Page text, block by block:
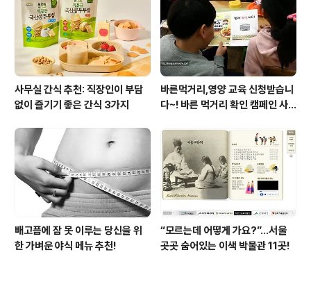
사무실 간식 추천: 직장인이 부담
없이 즐기기 좋은 간식 3가지
바른먹거리,영양 교육 신청받습니
다~! 바른 먹거리 확인 캠페인 사
배고픔에 잠 못 이루는 당신을 위
한 가벼운 야식 메뉴 추천!
“모르는데 어떻게 가요?”...서울
곳곳 숨어있는 이색 박물관 11곳!